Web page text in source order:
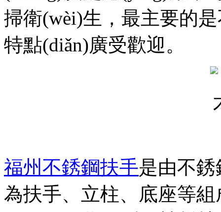
掃衛(wèi)生，最主要的是
特點(diǎn)廣受歡迎。
福州不銹鋼扶手是由不銹
為扶手、立柱、底座